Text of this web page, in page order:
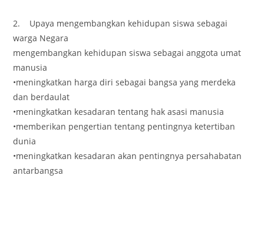
2. Upaya mengembangkan kehidupan siswa sebagai
warga Negara
mengembangkan kehidupan siswa sebagai anggota umat
manusia
•meningkatkan harga diri sebagai bangsa yang merdeka
dan berdaulat
•meningkatkan kesadaran tentang hak asasi manusia
•memberikan pengertian tentang pentingnya ketertiban
dunia
•meningkatkan kesadaran akan pentingnya persahabatan
antarbangsa